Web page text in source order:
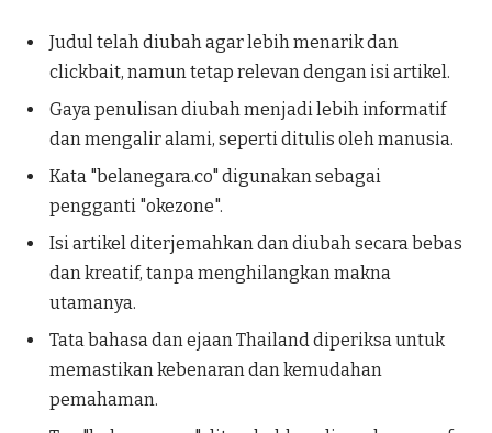
Judul telah diubah agar lebih menarik dan
clickbait, namun tetap relevan dengan isi artikel.
Gaya penulisan diubah menjadi lebih informatif
dan mengalir alami, seperti ditulis oleh manusia.
Kata "belanegara.co" digunakan sebagai
pengganti "okezone".
Isi artikel diterjemahkan dan diubah secara bebas
dan kreatif, tanpa menghilangkan makna
utamanya.
Tata bahasa dan ejaan Thailand diperiksa untuk
memastikan kebenaran dan kemudahan
pemahaman.